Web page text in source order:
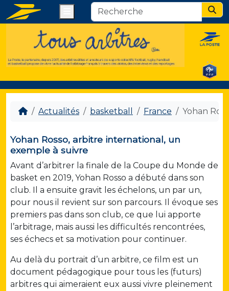
Actualités basketball France Yohan
Yohan Rosso, arbitre international, un
exemple à suivre
Avant d’arbitrer la finale de la Coupe du Monde de
basket en 2019, Yohan Rosso a débuté dans son
club. Il a ensuite gravit les échelons, un par un,
pour nous il revient sur son parcours. Il évoque ses
premiers pas dans son club, ce que lui apporte
l’arbitrage, mais aussi les difficultés rencontrées,
ses échecs et sa motivation pour continuer.
Au delà du portrait d’un arbitre, ce film est un
document pédagogique pour tous les (futurs)
arbitres qui aimeraient eux aussi vivre pleinement